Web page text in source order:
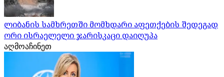
ლიბანის სამხრეთში მომხდარი აფეთქების შედეგად
ორი ისრაელელი ჯარისკაცი დაიღუპა
აღმოაჩინეთ